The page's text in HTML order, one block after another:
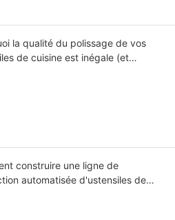
la qualité du polissage de vos
de cuisine est inégale (et
construire une ligne de
automatisée d'ustensiles de